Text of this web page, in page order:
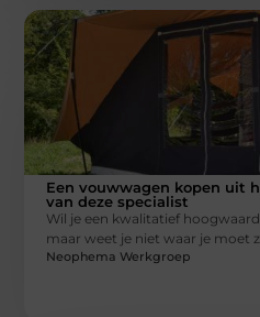
Een vouwwagen kopen uit
van deze specialist
Wil je een kwalitatief
maar weet je niet waar je moet
Neophema Werkgroep